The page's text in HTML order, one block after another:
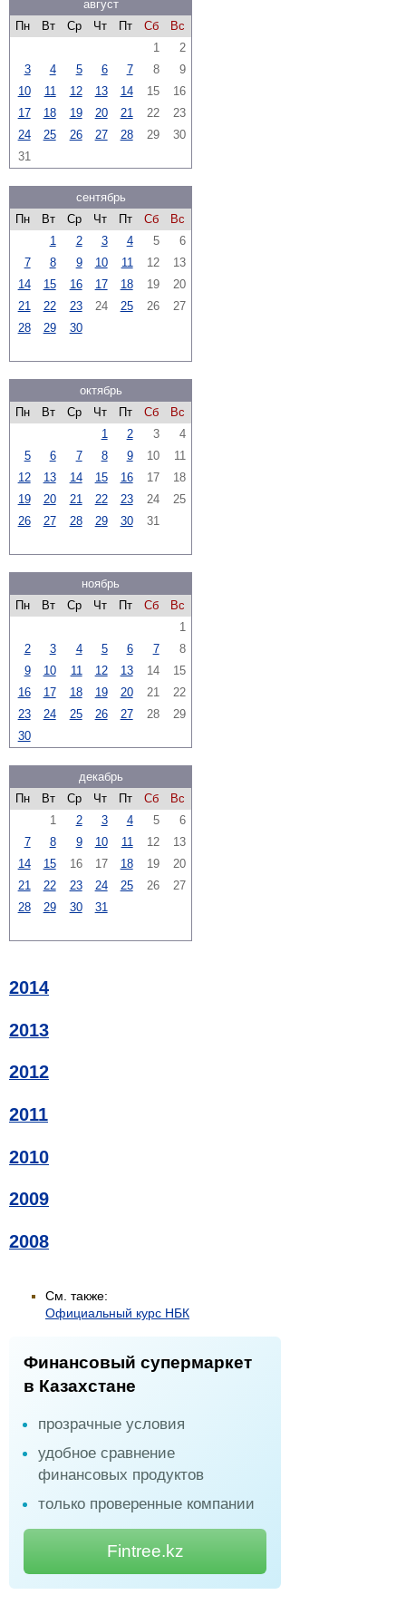
август
Пн
Вт Ср Чт Пт Сб
Вс
1
2
3
4 5 6 7 8
9
10
11 12 13 14 15
16
17
18 19 20 21 22
23
24
25 26 27 28 29
30
31
сентябрь
Пн
Вт Ср Чт Пт Сб
Вс
1
2 3 4 5
6
7
8 9 10 11 12
13
14
15 16 17 18 19
20
21
22 23 24 25 26
27
28
29 30
октябрь
Пн
Вт Ср Чт Пт Сб
Вс
1
2 3
4
5
6 7 8 9 10
11
12
13 14 15 16 17
18
19
20 21 22 23 24
25
26
27 28 29 30 31
ноябрь
Пн
Вт Ср Чт Пт Сб
Вс
1
2
3 4 5 6 7
8
9
10 11 12 13 14
15
16
17 18 19 20 21
22
23
24 25 26 27 28
29
30
декабрь
Пн
Вт Ср Чт Пт Сб
Вс
1
2 3 4 5
6
7
8 9 10 11 12
13
14
15 16 17 18 19
20
21
22 23 24 25 26
27
28
29 30 31
2014
2013
2012
2011
2010
2009
2008
См. также:
Официальный курс НБК
Финансовый супермаркет
в Казахстане
прозрачные условия
удобное сравнение
финансовых продуктов
только проверенные компании
Fintree.kz